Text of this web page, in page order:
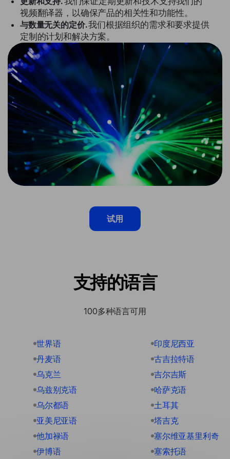
视频翻译器，以确保产品的相关性和功能性。
与数量无关的定价.我们根据组织的需求和要求提供
定制的计划和解决方案。
试用
支持的语言
100多种语言可用
世界语
丹麦语
乌克兰
乌兹别克语
乌尔都语
亚美尼亚语
他加禄语
伊博语
印度尼西亚
古吉拉特语
吉尔吉斯
哈萨克语
土耳其
塔吉克
塞尔维亚基里利奇
塞索托语